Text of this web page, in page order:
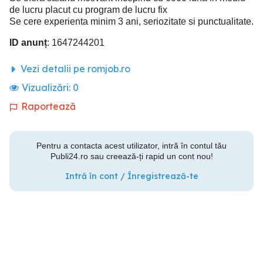
de lucru placut cu program de lucru fix
Se cere experienta minim 3 ani, seriozitate si punctualitate.
ID anunț: 1647244201
Vezi detalii pe romjob.ro
Vizualizări: 0
Raportează
Pentru a contacta acest utilizator, intră în contul tău
Publi24.ro sau creează-ți rapid un cont nou!
Intră în cont / Înregistrează-te